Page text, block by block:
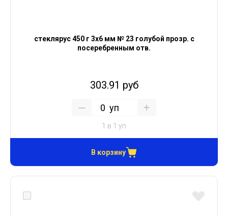
стеклярус 450 г 3х6 мм № 23 голубой прозр. с
посеребренным отв.
303.91 руб
уп
1 в 1 уп
В корзину